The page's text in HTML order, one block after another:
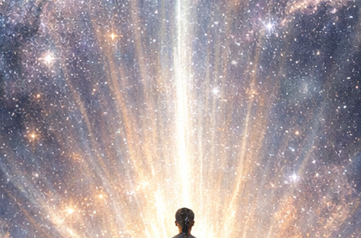
Menu
輝く光と共に宇宙を見つめる